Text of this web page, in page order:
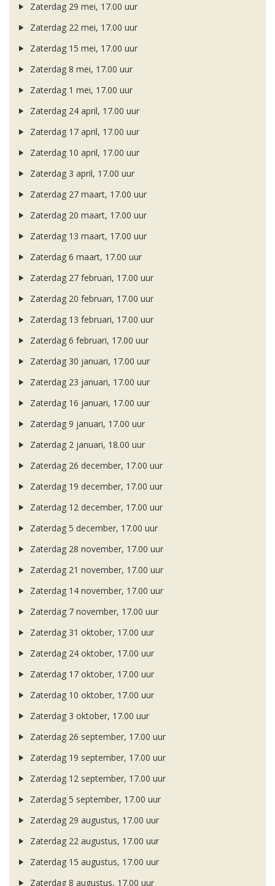
Zaterdag 29 mei, 17.00 uur
Zaterdag 22 mei, 17.00 uur
Zaterdag 15 mei, 17.00 uur
Zaterdag 8 mei, 17.00 uur
Zaterdag 1 mei, 17.00 uur
Zaterdag 24 april, 17.00 uur
Zaterdag 17 april, 17.00 uur
Zaterdag 10 april, 17.00 uur
Zaterdag 3 april, 17.00 uur
Zaterdag 27 maart, 17.00 uur
Zaterdag 20 maart, 17.00 uur
Zaterdag 13 maart, 17.00 uur
Zaterdag 6 maart, 17.00 uur
Zaterdag 27 februari, 17.00 uur
Zaterdag 20 februari, 17.00 uur
Zaterdag 13 februari, 17.00 uur
Zaterdag 6 februari, 17.00 uur
Zaterdag 30 januari, 17.00 uur
Zaterdag 23 januari, 17.00 uur
Zaterdag 16 januari, 17.00 uur
Zaterdag 9 januari, 17.00 uur
Zaterdag 2 januari, 18.00 uur
Zaterdag 26 december, 17.00 uur
Zaterdag 19 december, 17.00 uur
Zaterdag 12 december, 17.00 uur
Zaterdag 5 december, 17.00 uur
Zaterdag 28 november, 17.00 uur
Zaterdag 21 november, 17.00 uur
Zaterdag 14 november, 17.00 uur
Zaterdag 7 november, 17.00 uur
Zaterdag 31 oktober, 17.00 uur
Zaterdag 24 oktober, 17.00 uur
Zaterdag 17 oktober, 17.00 uur
Zaterdag 10 oktober, 17.00 uur
Zaterdag 3 oktober, 17.00 uur
Zaterdag 26 september, 17.00 uur
Zaterdag 19 september, 17.00 uur
Zaterdag 12 september, 17.00 uur
Zaterdag 5 september, 17.00 uur
Zaterdag 29 augustus, 17.00 uur
Zaterdag 22 augustus, 17.00 uur
Zaterdag 15 augustus, 17.00 uur
Zaterdag 8 augustus, 17.00 uur